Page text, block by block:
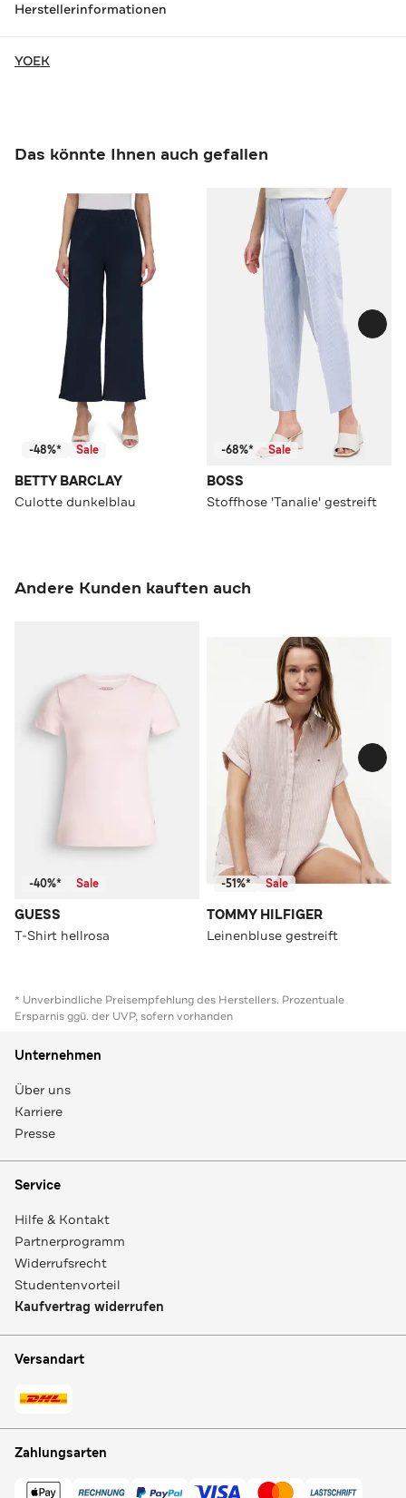
Herstellerinformationen
YOEK
Das könnte Ihnen auch gefallen
-48%* Sale
BETTY BARCLAY
Culotte dunkelblau
-68%* Sale
BOSS
Stoffhose 'Tanalie' gestreift
Andere Kunden kauften auch
-40%* Sale
GUESS
T-Shirt hellrosa
-51%* Sale
TOMMY HILFIGER
Leinenbluse gestreift
* Unverbindliche Preisempfehlung des Herstellers. Prozentuale
Ersparnis ggü. der UVP, sofern vorhanden
Unternehmen
Über uns
Karriere
Presse
Service
Hilfe & Kontakt
Partnerprogramm
Widerrufsrecht
Studentenvorteil
Kaufvertrag widerrufen
Versandart
Zahlungsarten